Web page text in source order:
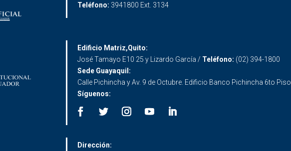
Teléfono: 3941800 Ext. 3134
Edificio Matriz,Quito:
José Tamayo E10 25 y Lizardo García / Teléfono: (02) 394-1800
Sede Guayaquil:
Calle Pichincha y Av. 9 de Octubre. Edificio Banco Pichincha 6to Piso
Síguenos:
Dirección: